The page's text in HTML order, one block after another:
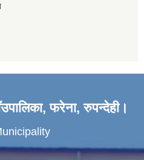
फरेना, रुपन्देही।